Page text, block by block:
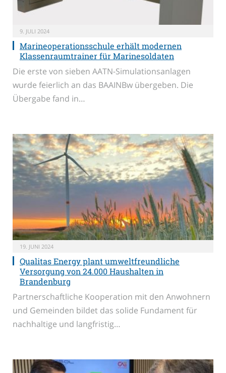
9. JULI 2024
Marineoperationsschule erhält modernen
Klassenraumtrainer für Marinesoldaten
Die erste von sieben AATN-Simulationsanlagen
wurde feierlich an das BAAINBw übergeben. Die
Übergabe fand in…
19. JUNI 2024
Qualitas Energy plant umweltfreundliche
Versorgung von 24.000 Haushalten in
Brandenburg
Partnerschaftliche Kooperation mit den Anwohnern
und Gemeinden bildet das solide Fundament für
nachhaltige und langfristig…